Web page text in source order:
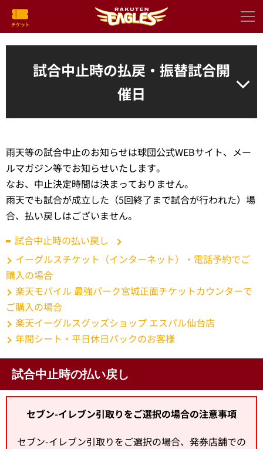
試合中止時の払戻・振替試合開
催日
雨天等の試合中止のお知らせは球団公式WEBサイト、メー
ルマガジン等でお知らせいたします。
なお、中止決定時間は決まっておりません。
雨天でも試合が成立した（5回終了まで試合が行われた）場
合、払い戻しはございません。
試合中止時の払い戻し
イーグルスチケット（インターネット）・電話予約でご
購入の場合
楽天モバイル 最強パーク宮城正面チケットカウンターで
ご購入の場合
楽天イーグルスグッズショップ エスパル仙台店
年間シート・平日休日パックのお客様
試合中止時の払い戻し
セブン-イレブン引取りをご選択の場合の注意事項
セブン-イレブン引取りをご選択の場合、発券店舗での